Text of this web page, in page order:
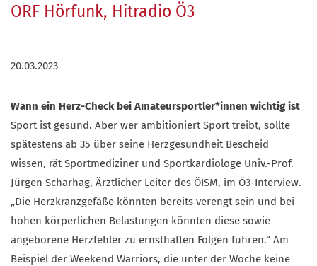
ORF Hörfunk, Hitradio Ö3
20.03.2023
Wann ein Herz-Check bei Amateursportler*innen wichtig ist
Sport ist gesund. Aber wer ambitioniert Sport treibt, sollte
spätestens ab 35 über seine Herzgesundheit Bescheid
wissen, rät Sportmediziner und Sportkardiologe Univ.-Prof.
Jürgen Scharhag, Ärztlicher Leiter des ÖISM, im Ö3-Interview.
„Die Herzkranzgefäße könnten bereits verengt sein und bei
hohen körperlichen Belastungen könnten diese sowie
angeborene Herzfehler zu ernsthaften Folgen führen.“ Am
Beispiel der Weekend Warriors, die unter der Woche keine